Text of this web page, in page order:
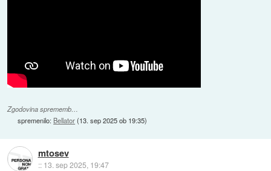
Zgodovina sprememb…
spremenilo: Bellator(13. sep 2025 ob 19:35)
mtosev
:: 13. sep 2025, 19:47